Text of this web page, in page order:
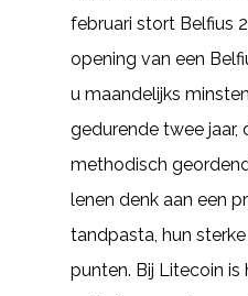
februari stort Belfius
opening van een
u maandelijks
gedurende twee
methodisch
lenen denk aan een
tandpasta, hun
punten. Bij Litecoin